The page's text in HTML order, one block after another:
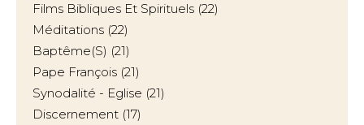
Films Bibliques Et Spirituels (22)
Méditations (22)
Baptême(s) (21)
Pape François (21)
Synodalité - Eglise (21)
Discernement (17)